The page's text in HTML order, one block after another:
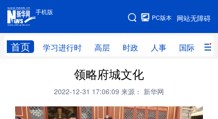
手机版
网站无障碍
PC版本
首页 学习进行时 高层 时政 人事 国际 财
手机版
网站地图
高层 时政
财经 网评
台湾 思客智库 全球连线 教育
领略府城文化
2022-12-31 17:06:09 来源： 新华网